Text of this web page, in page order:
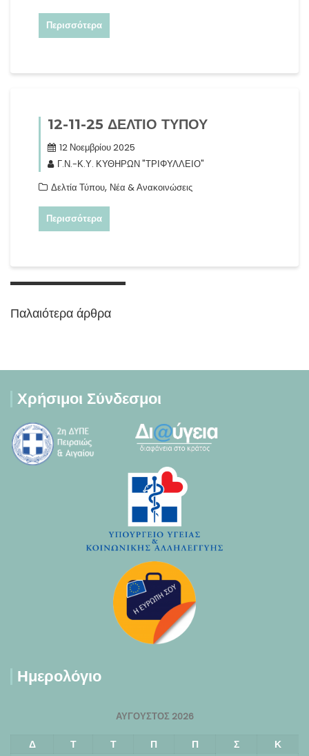
Περισσότερα
12-11-25 ΔΕΛΤΙΟ ΤΥΠΟΥ
12 Νοεμβρίου 2025
Γ.Ν.-Κ.Υ. ΚΥΘΗΡΩΝ "ΤΡΙΦΥΛΛΕΙΟ"
Δελτία Τύπου, Νέα & Ανακοινώσεις
Περισσότερα
Πλοήγηση
άρθρων
Παλαιότερα άρθρα
Χρήσιμοι Σύνδεσμοι
Ημερολόγιο
ΑΎΓΟΥΣΤΟΣ 2026
Δ Τ Τ Π Π Σ
Κ